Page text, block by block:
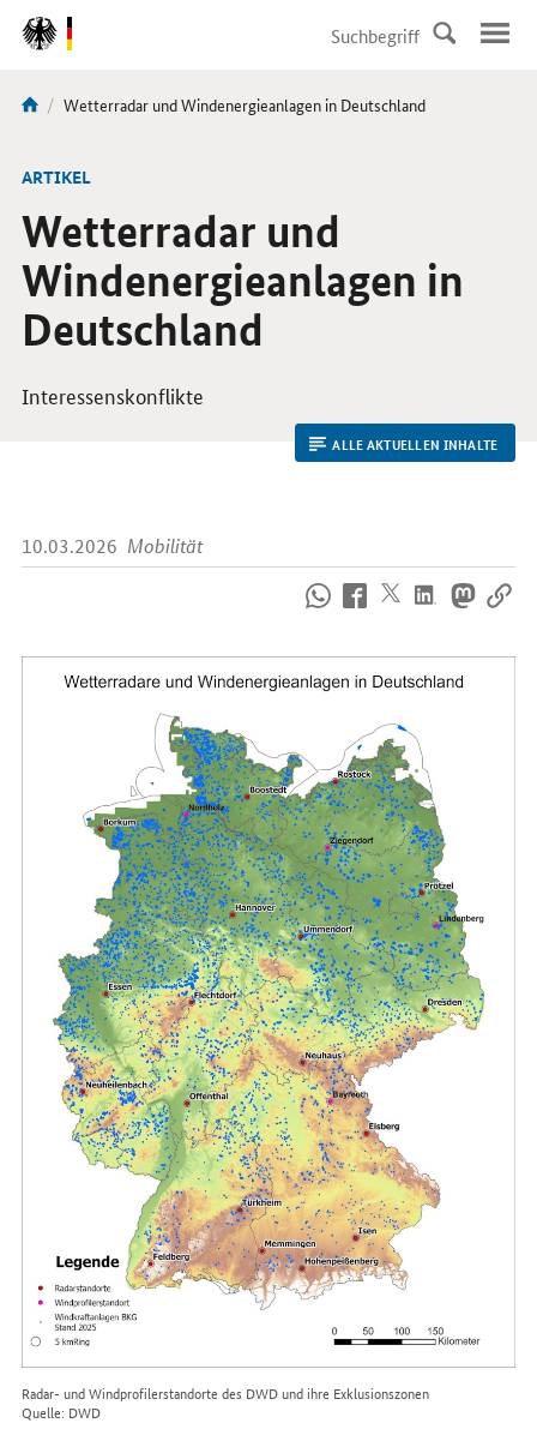
DirektZu:
Navigation
Sie
hier:
Aktuelle
Wetterradar und Windenergieanlagen in Deutschland
ARTIKEL
Wetterradar und
Windenergieanlagen in
Deutschland
Interessenskonflikte
ALLE AKTUELLEN INHALTE
10.03.2026 Mobilität
uns
Radar- und Windprofilerstandorte des DWD und ihre Exklusionszonen
Quelle: DWD